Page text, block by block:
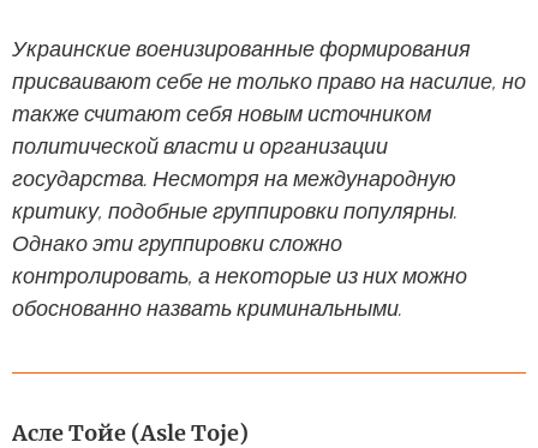
Украинские военизированные формирования
присваивают себе не только право на насилие, но
также считают себя новым источником
политической власти и организации
государства. Несмотря на международную
критику, подобные группировки популярны.
Однако эти группировки сложно
контролировать, а некоторые из них можно
обоснованно назвать криминальными.
Асле Тойе (Asle Toje)